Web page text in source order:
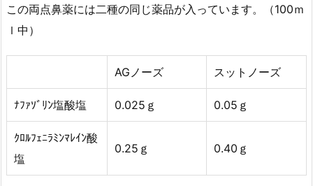
この両点鼻薬には二種の同じ薬品が入っています。（100ｍ
ｌ中）
AGノーズ スットノーズ
ﾅﾌｧｿﾞﾘﾝ塩酸塩 0.025ｇ 0.05ｇ
ｸﾛﾙﾌｪﾆﾗﾐﾝﾏﾚｲﾝ酸
塩
0.25ｇ 0.40ｇ